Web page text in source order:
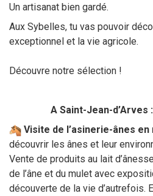
Un artisanat bien gardé.
Aux Sybelles, tu vas pouvoir
exceptionnel et la vie agricole.
Découvre notre sélection !
A Saint-Jean-d’Arves :
Visite de l’asinerie-ânes en
découvrir les ânes et leur
Vente de produits au lait
de l’âne et du mulet avec
découverte de la vie d’autrefois.